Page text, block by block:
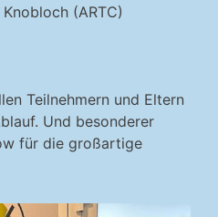
(ARTC)
Teilnehmern und Eltern
Und besonderer
für die großartige